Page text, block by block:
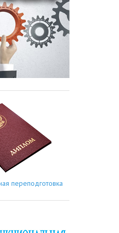
переподготовка